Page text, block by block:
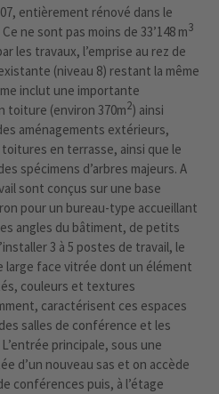
entièrement rénové dans le
ne sont pas moins de 33’148 m3
les travaux, l’emprise au rez de
(niveau 8) restant la même
inclut une importante
toiture (environ 370m2) ainsi
aménagements extérieurs,
en terrasse, ainsi que le
spécimens d’arbres majeurs. A
sont conçus sur une base
pour un bureau-type accueillant
angles du bâtiment, de petits
3 à 5 postes de travail, le
large face vitrée dont un élément
couleurs et textures
caractérisent ces espaces
salles de conférence et les
principale, sous une
d’un nouveau sas et on accède
conférences puis, à l’étage